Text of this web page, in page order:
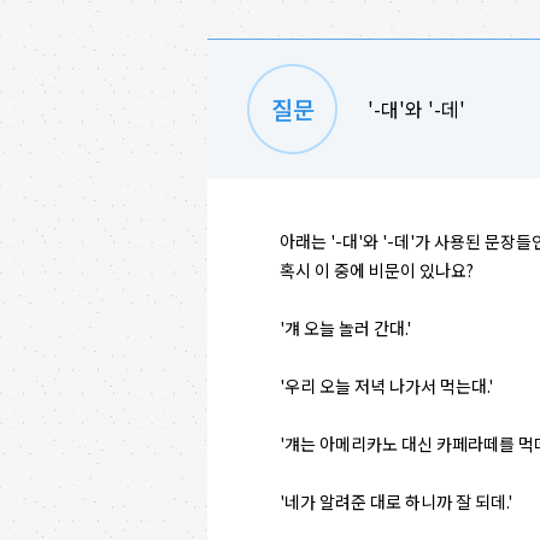
'-대'와 '-데'
아래는 '-대'와 '-데'가 사용된 문장들
혹시 이 중에 비문이 있나요?
'걔 오늘 놀러 간대.'
'우리 오늘 저녁 나가서 먹는대.'
'걔는 아메리카노 대신 카페라떼를 먹
'네가 알려준 대로 하니까 잘 되데.'